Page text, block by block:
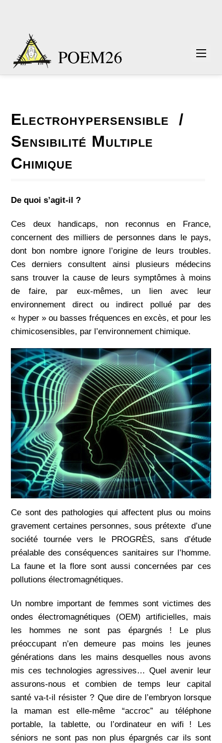
Electrohypersensible /
Sensibilité Multiple
Chimique
De quoi s’agit-il ?
Ces deux handicaps, non reconnus en France,
concernent des milliers de personnes dans le pays,
dont bon nombre ignore l’origine de leurs troubles.
Ces derniers consultent ainsi plusieurs médecins
sans trouver la cause de leurs symptômes à moins
de faire, par eux-mêmes, un lien avec leur
environnement direct ou indirect pollué par des
« hyper » ou basses fréquences en excès, et pour les
chimicosensibles, par l’environnement chimique.
Ce sont des pathologies qui affectent plus ou moins
gravement certaines personnes, sous prétexte d’une
société tournée vers le PROGRÈS, sans d’étude
préalable des conséquences sanitaires sur l’homme.
La faune et la flore sont aussi concernées par ces
pollutions électromagnétiques.
Un nombre important de femmes sont victimes des
ondes électromagnétiques (OEM) artificielles, mais
les hommes ne sont pas épargnés ! Le plus
préoccupant n’en demeure pas moins les jeunes
générations dans les mains desquelles nous avons
mis ces technologies agressives… Quel avenir leur
assurons-nous et combien de temps leur capital
santé va-t-il résister ? Que dire de l’embryon lorsque
la maman est elle-même “accroc” au téléphone
portable, la tablette, ou l’ordinateur en wifi ! Les
séniors ne sont pas non plus épargnés car ils sont